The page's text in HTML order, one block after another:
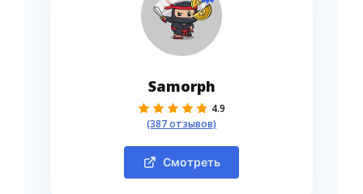
Samorph
4.9
(387 отзывов)
Смотреть